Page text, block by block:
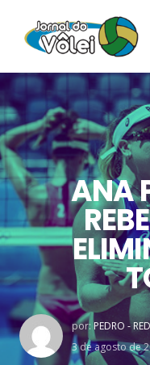
ANA
por:PEDRO -
3 de agosto de